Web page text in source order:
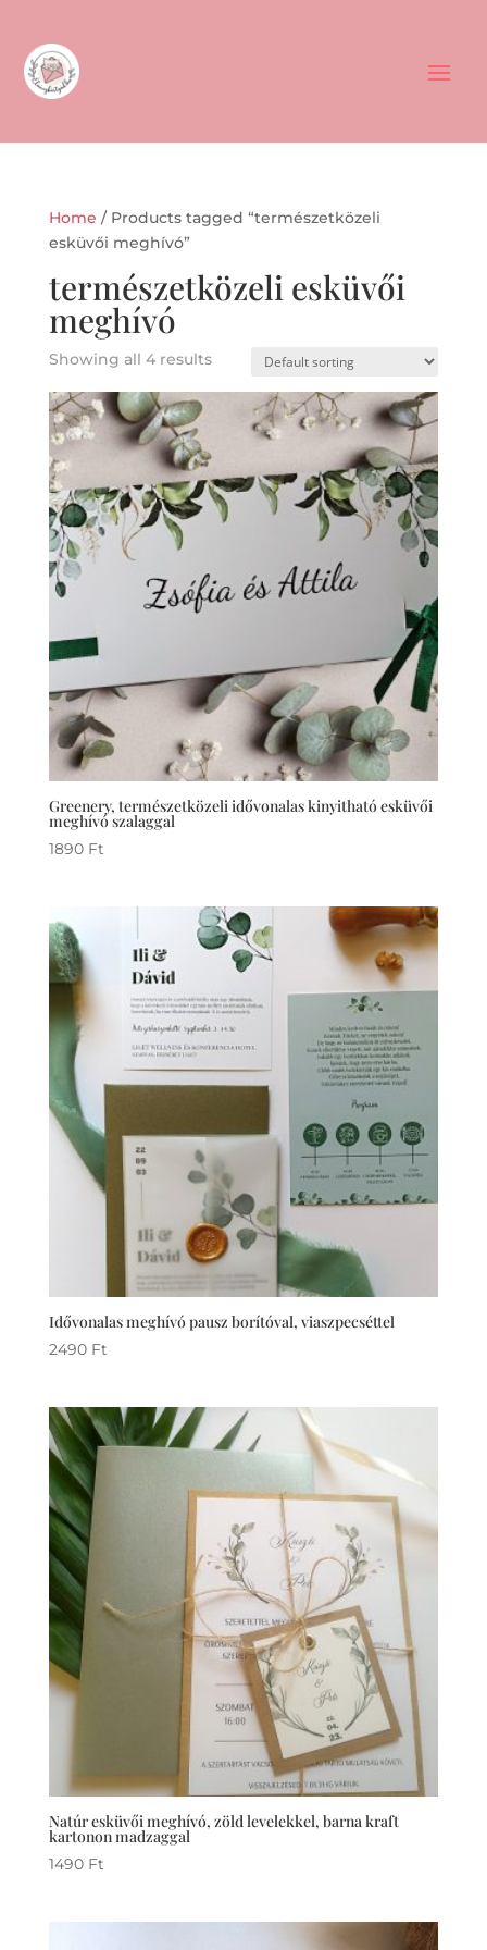
Home / Products tagged “természetközeli
esküvői meghívó”
természetközeli esküvői
meghívó
Showing all 4 results
Greenery, természetközeli idővonalas kinyitható esküvői
meghívó szalaggal
1890 Ft
Idővonalas meghívó pausz borítóval, viaszpecséttel
2490 Ft
Natúr esküvői meghívó, zöld levelekkel, barna kraft
kartonon madzaggal
1490 Ft